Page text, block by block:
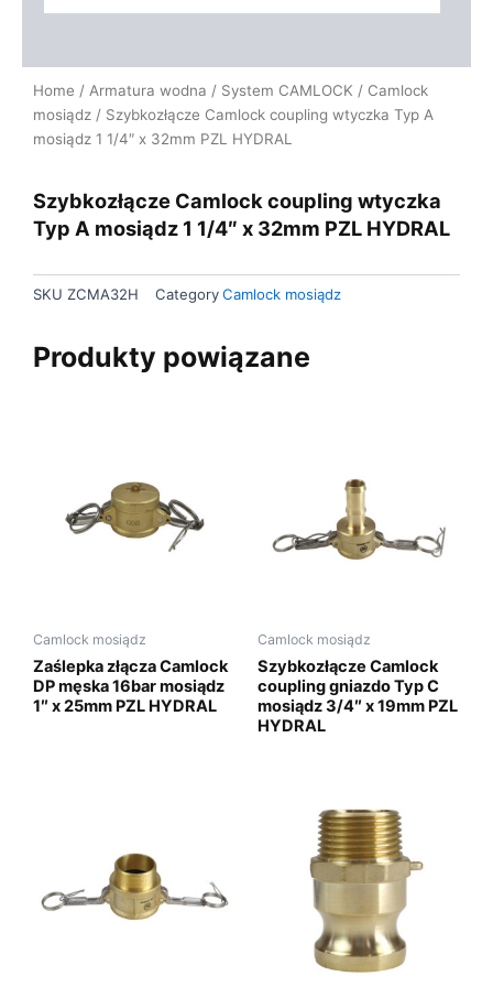
Home / Armatura wodna / System CAMLOCK / Camlock
mosiądz / Szybkozłącze Camlock coupling wtyczka Typ A
mosiądz 1 1/4″ x 32mm PZL HYDRAL
Szybkozłącze Camlock coupling wtyczka
Typ A mosiądz 1 1/4″ x 32mm PZL HYDRAL
SKU ZCMA32H CategoryCamlock mosiądz
Produkty powiązane
Camlock mosiądz
Zaślepka złącza Camlock
DP męska 16bar mosiądz
1″ x 25mm PZL HYDRAL
Camlock mosiądz
Szybkozłącze Camlock
coupling gniazdo Typ C
mosiądz 3/4″ x 19mm PZL
HYDRAL